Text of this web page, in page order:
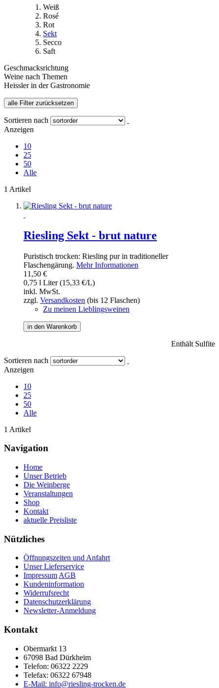
Weiß
Rosé
Rot
Sekt
Secco
Saft
Geschmacksrichtung
Weine nach Themen
Heissler in der Gastronomie
alle Filter zurücksetzen
Sortieren nach
Anzeigen
10
25
50
Alle
1 Artikel
Riesling Sekt - brut nature
Puristisch trocken: Riesling pur in traditioneller
Flaschengärung. Mehr Informationen
11,50 €
0,75 l Liter (15,33 €/L)
inkl. MwSt.
zzgl. Versandkosten (bis 12 Flaschen)
Zu meinen Lieblingsweinen
in den Warenkorb
Enthält Sulfite
Sortieren nach
Anzeigen
10
25
50
Alle
1 Artikel
Navigation
Home
Unser Betrieb
Die Weinberge
Veranstaltungen
Shop
Kontakt
aktuelle Preisliste
Nützliches
Öffnungszeiten und Anfahrt
Unser Lieferservice
Impressum AGB
Kundeninformation
Widerrufsrecht
Datenschutzerklärung
Newsletter-Anmeldung
Kontakt
Obermarkt 13
67098 Bad Dürkheim
Telefon: 06322 2229
Telefax: 06322 67948
E-Mail: info@riesling-trocken.de